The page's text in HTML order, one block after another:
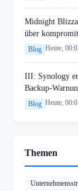
Midnight
über
Blog Heute,
III: Synology
Backup-
Blog Heute,
Themen